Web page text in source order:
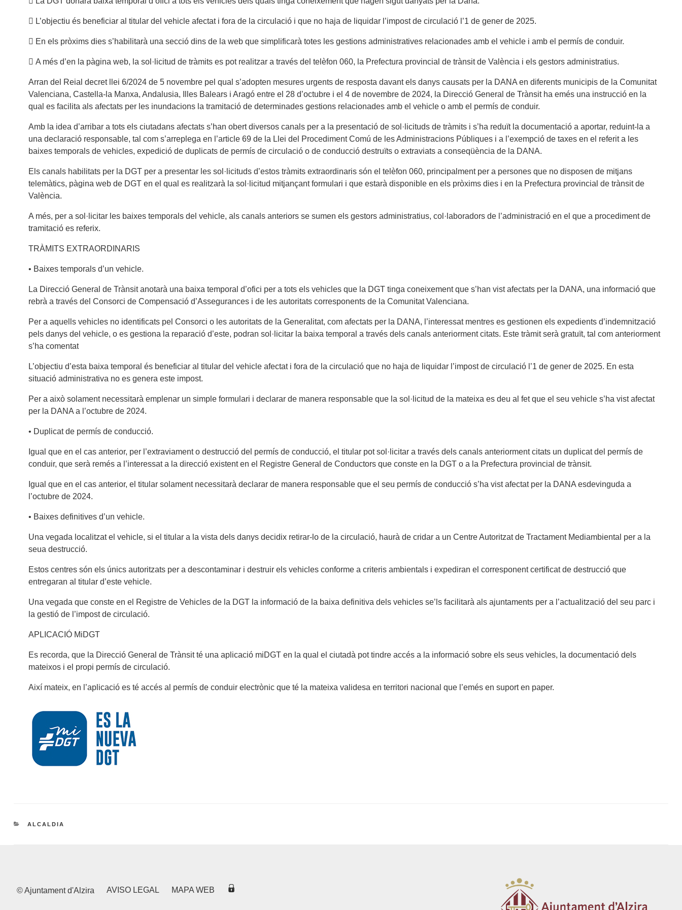
 L’objectiu és beneficiar al titular del vehicle afectat i fora de la circulació i que no haja de liquidar l’impost de circulació l’1 de gener de 2025.
 En els pròxims dies s’habilitarà una secció dins de la web que simplificarà totes les gestions administratives relacionades amb el vehicle i amb el permís de conduir.
 A més d’en la pàgina web, la sol·licitud de tràmits es pot realitzar a través del telèfon 060, la Prefectura provincial de trànsit de València i els gestors administratius.
Arran del Reial decret llei 6/2024 de 5 novembre pel qual s’adopten mesures urgents de resposta davant els danys causats per la DANA en diferents municipis de la Comunitat
Valenciana, Castella-la Manxa, Andalusia, Illes Balears i Aragó entre el 28 d’octubre i el 4 de novembre de 2024, la Direcció General de Trànsit ha emés una instrucció en la
qual es facilita als afectats per les inundacions la tramitació de determinades gestions relacionades amb el vehicle o amb el permís de conduir.
Amb la idea d’arribar a tots els ciutadans afectats s’han obert diversos canals per a la presentació de sol·licituds de tràmits i s’ha reduït la documentació a aportar, reduint-la a
una declaració responsable, tal com s’arreplega en l’article 69 de la Llei del Procediment Comú de les Administracions Públiques i a l’exempció de taxes en el referit a les
baixes temporals de vehicles, expedició de duplicats de permís de circulació o de conducció destruïts o extraviats a conseqüència de la DANA.
Els canals habilitats per la DGT per a presentar les sol·licituds d’estos tràmits extraordinaris són el telèfon 060, principalment per a persones que no disposen de mitjans
telemàtics, pàgina web de DGT en el qual es realitzarà la sol·licitud mitjançant formulari i que estarà disponible en els pròxims dies i en la Prefectura provincial de trànsit de
València.
A més, per a sol·licitar les baixes temporals del vehicle, als canals anteriors se sumen els gestors administratius, col·laboradors de l’administració en el que a procediment de
tramitació es referix.
TRÀMITS EXTRAORDINARIS
• Baixes temporals d’un vehicle.
La Direcció General de Trànsit anotarà una baixa temporal d’ofici per a tots els vehicles que la DGT tinga coneixement que s’han vist afectats per la DANA, una informació que
rebrà a través del Consorci de Compensació d’Assegurances i de les autoritats corresponents de la Comunitat Valenciana.
Per a aquells vehicles no identificats pel Consorci o les autoritats de la Generalitat, com afectats per la DANA, l’interessat mentres es gestionen els expedients d’indemnització
pels danys del vehicle, o es gestiona la reparació d’este, podran sol·licitar la baixa temporal a través dels canals anteriorment citats. Este tràmit serà gratuït, tal com anteriorment
s’ha comentat
L’objectiu d’esta baixa temporal és beneficiar al titular del vehicle afectat i fora de la circulació que no haja de liquidar l’impost de circulació l’1 de gener de 2025. En esta
situació administrativa no es genera este impost.
Per a això solament necessitarà emplenar un simple formulari i declarar de manera responsable que la sol·licitud de la mateixa es deu al fet que el seu vehicle s’ha vist afectat
per la DANA a l’octubre de 2024.
• Duplicat de permís de conducció.
Igual que en el cas anterior, per l’extraviament o destrucció del permís de conducció, el titular pot sol·licitar a través dels canals anteriorment citats un duplicat del permís de
conduir, que serà remés a l’interessat a la direcció existent en el Registre General de Conductors que conste en la DGT o a la Prefectura provincial de trànsit.
Igual que en el cas anterior, el titular solament necessitarà declarar de manera responsable que el seu permís de conducció s’ha vist afectat per la DANA esdevinguda a
l’octubre de 2024.
• Baixes definitives d’un vehicle.
Una vegada localitzat el vehicle, si el titular a la vista dels danys decidix retirar-lo de la circulació, haurà de cridar a un Centre Autoritzat de Tractament Mediambiental per a la
seua destrucció.
Estos centres són els únics autoritzats per a descontaminar i destruir els vehicles conforme a criteris ambientals i expediran el corresponent certificat de destrucció que
entregaran al titular d’este vehicle.
Una vegada que conste en el Registre de Vehicles de la DGT la informació de la baixa definitiva dels vehicles se’ls facilitarà als ajuntaments per a l’actualització del seu parc i
la gestió de l’impost de circulació.
APLICACIÓ MiDGT
Es recorda, que la Direcció General de Trànsit té una aplicació miDGT en la qual el ciutadà pot tindre accés a la informació sobre els seus vehicles, la documentació dels
mateixos i el propi permís de circulació.
Així mateix, en l’aplicació es té accés al permís de conduir electrònic que té la mateixa validesa en territori nacional que l’emés en suport en paper.
CATEGORIES
ALCALDIA
© Ajuntament d'Alzira AVISO LEGAL MAPA WEB